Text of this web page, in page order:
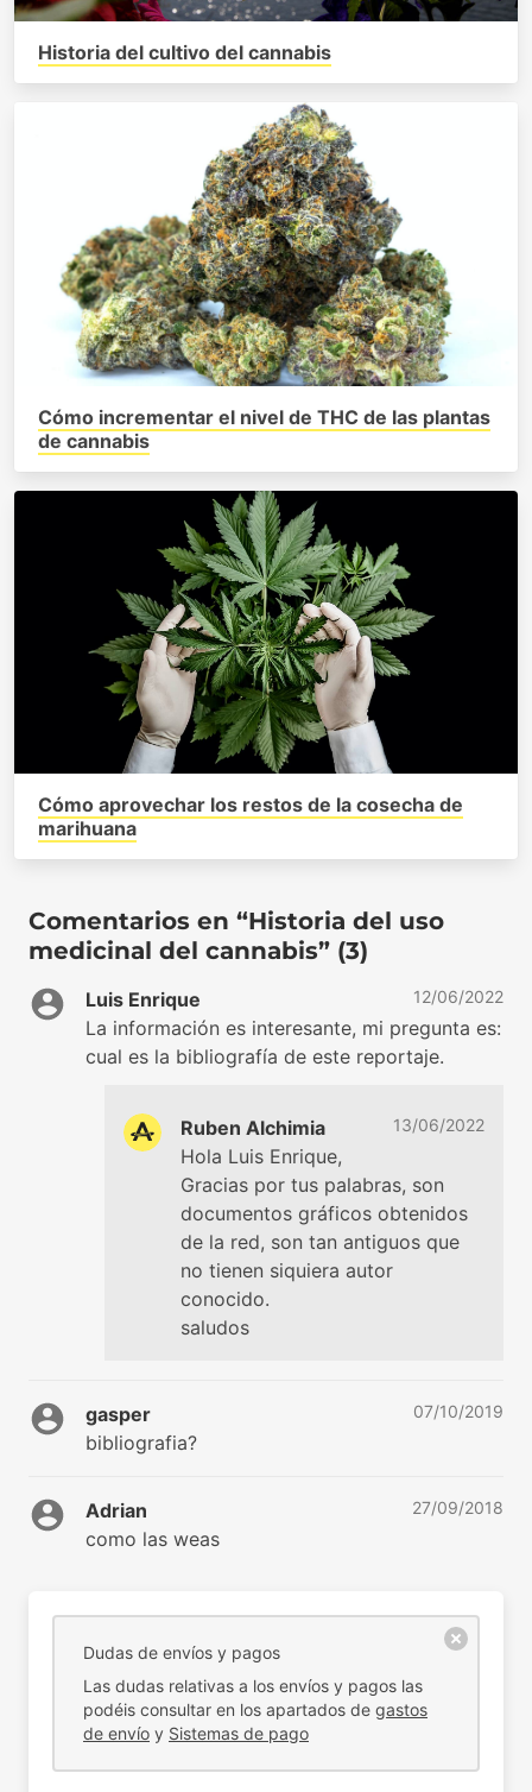
Historia del cultivo del cannabis
Cómo incrementar el nivel de THC de las plantas
de cannabis
Cómo aprovechar los restos de la cosecha de
marihuana
Comentarios en “Historia del uso
medicinal del cannabis” (3)
Luis Enrique 12/06/2022
La información es interesante, mi pregunta es:
cual es la bibliografía de este reportaje.
Ruben Alchimia 13/06/2022
Hola Luis Enrique,
Gracias por tus palabras, son
documentos gráficos obtenidos
de la red, son tan antiguos que
no tienen siquiera autor
conocido.
saludos
gasper 07/10/2019
bibliografia?
Adrian 27/09/2018
como las weas
Dudas de envíos y pagos
Las dudas relativas a los envíos y pagos las
podéis consultar en los apartados de gastos
de envío y Sistemas de pago